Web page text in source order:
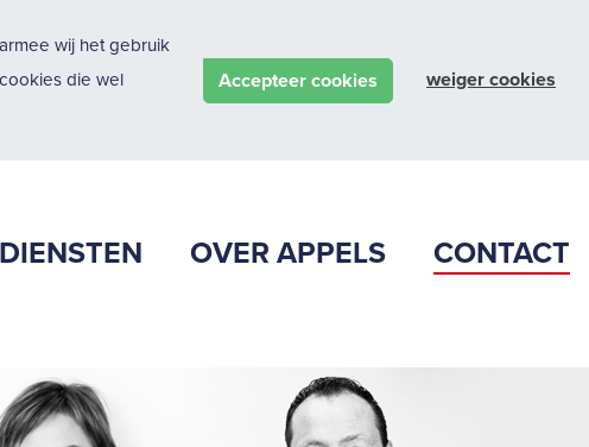
wij het gebruik
die wel
Accepteer cookies weiger cookies
DIENSTEN OVER APPELS CONTACT